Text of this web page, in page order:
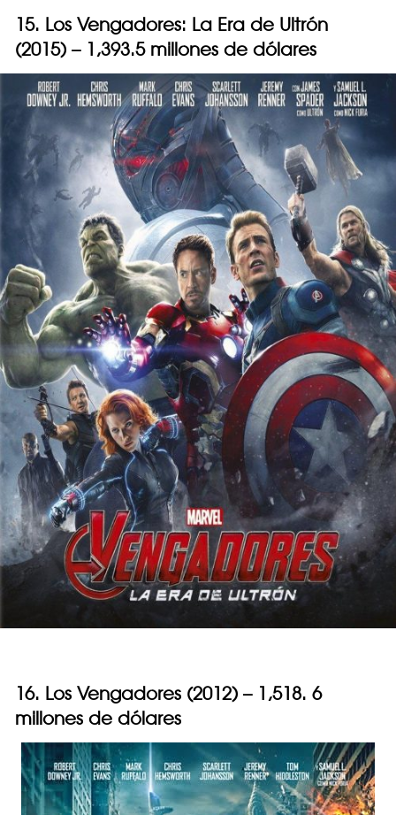
15. Los Vengadores: La Era de Ultrón
(2015) – 1,393.5 millones de dólares
16. Los Vengadores (2012) – 1,518. 6
millones de dólares